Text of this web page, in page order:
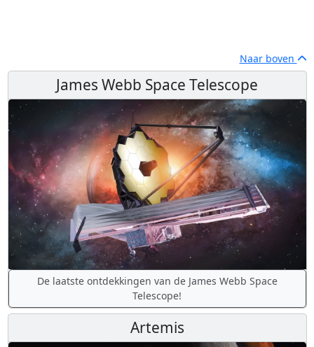
Naar boven
James Webb Space Telescope
De laatste ontdekkingen van de James Webb Space
Telescope!
Artemis